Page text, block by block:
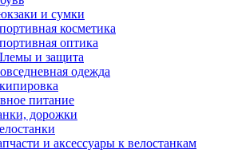
и сумки
косметика
оптика
и защита
одежда
питание
дорожки
и аксессуары к велостанкам